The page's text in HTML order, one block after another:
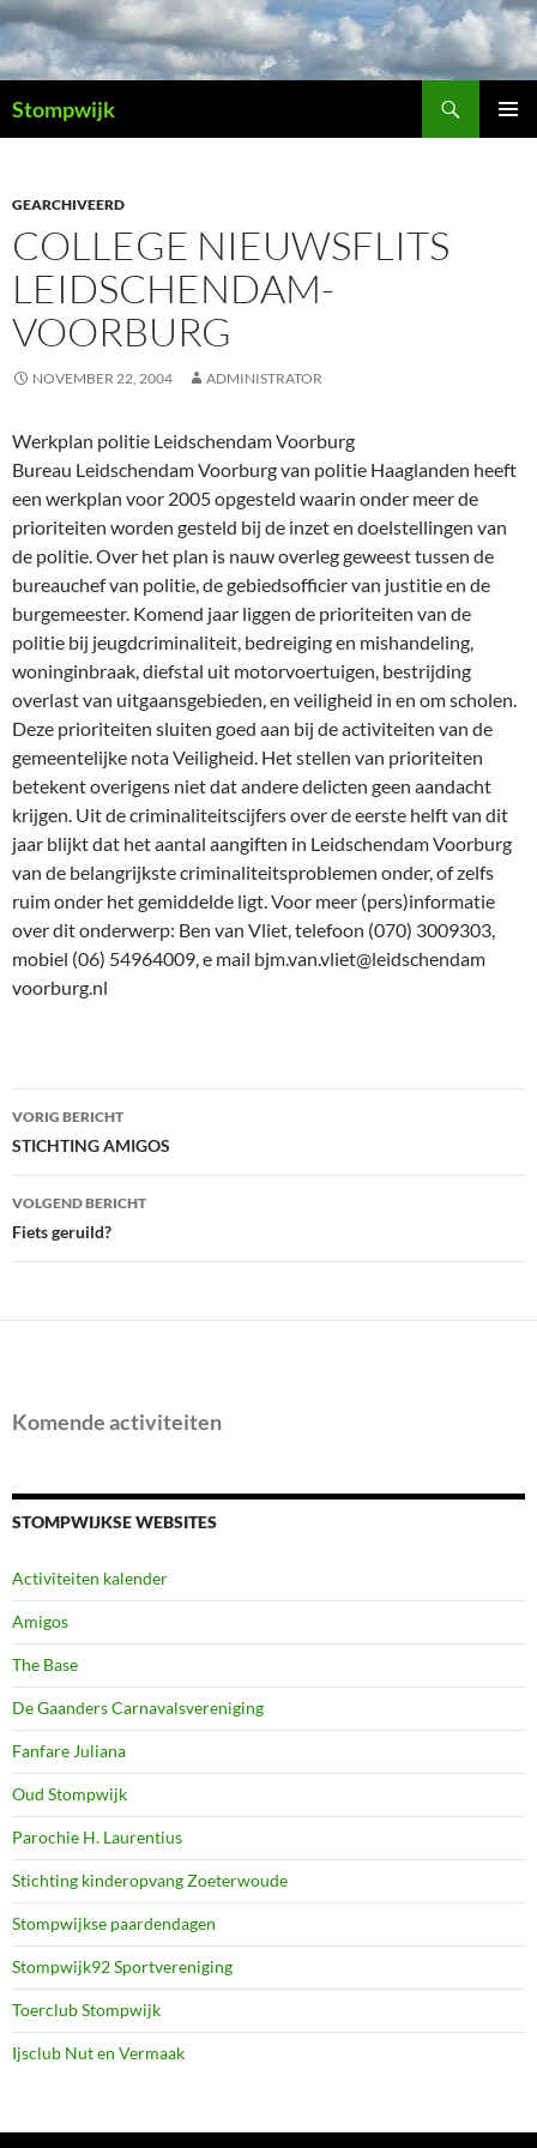
Ga
naar
de
inhoud
Stompwijk
GEARCHIVEERD
COLLEGE NIEUWSFLITS
LEIDSCHENDAM-
VOORBURG
NOVEMBER 22, 2004 ADMINISTRATOR
Werkplan politie Leidschendam Voorburg
Bureau Leidschendam Voorburg van politie Haaglanden heeft
een werkplan voor 2005 opgesteld waarin onder meer de
prioriteiten worden gesteld bij de inzet en doelstellingen van
de politie. Over het plan is nauw overleg geweest tussen de
bureauchef van politie, de gebiedsofficier van justitie en de
burgemeester. Komend jaar liggen de prioriteiten van de
politie bij jeugdcriminaliteit, bedreiging en mishandeling,
woninginbraak, diefstal uit motorvoertuigen, bestrijding
overlast van uitgaansgebieden, en veiligheid in en om scholen.
Deze prioriteiten sluiten goed aan bij de activiteiten van de
gemeentelijke nota Veiligheid. Het stellen van prioriteiten
betekent overigens niet dat andere delicten geen aandacht
krijgen. Uit de criminaliteitscijfers over de eerste helft van dit
jaar blijkt dat het aantal aangiften in Leidschendam Voorburg
van de belangrijkste criminaliteitsproblemen onder, of zelfs
ruim onder het gemiddelde ligt. Voor meer (pers)informatie
over dit onderwerp: Ben van Vliet, telefoon (070) 3009303,
mobiel (06) 54964009, e mail bjm.van.vliet@leidschendam
voorburg.nl
Bericht
navigatie
VORIG BERICHT
STICHTING AMIGOS
VOLGEND BERICHT
Fiets geruild?
Komende activiteiten
STOMPWIJKSE WEBSITES
Activiteiten kalender
Amigos
The Base
De Gaanders Carnavalsvereniging
Fanfare Juliana
Oud Stompwijk
Parochie H. Laurentius
Stichting kinderopvang Zoeterwoude
Stompwijkse paardendagen
Stompwijk92 Sportvereniging
Toerclub Stompwijk
Ijsclub Nut en Vermaak